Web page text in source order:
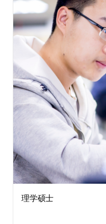
理学硕士